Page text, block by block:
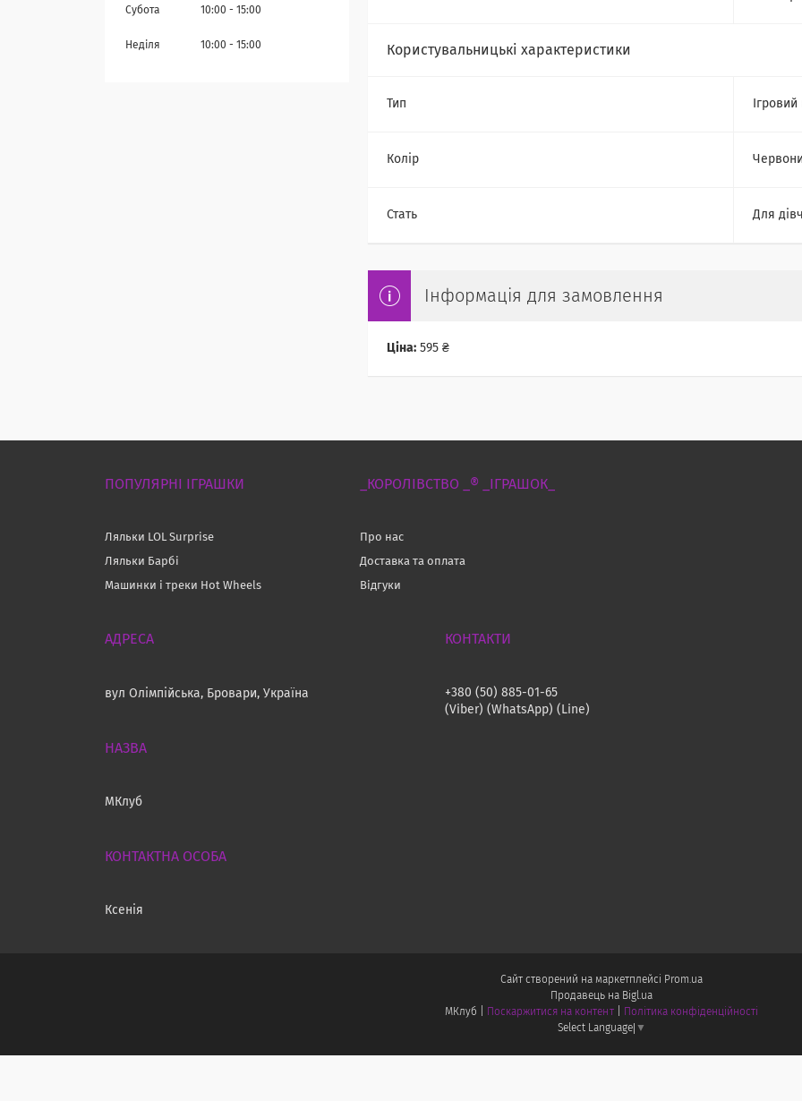
Користувальницькі характеристики
Тип
Колір
Стать Для
Інформація для замовлення
Ціна: 595 ₴
Субота 10:00 15:00
Неділя 10:00 15:00
ПОПУЛЯРНІ ІГРАШКИ
Ляльки LOL Surprise
Ляльки Барбі
Машинки і треки Hot Wheels
_КОРОЛІВСТВО _® _ІГРАШОК_
Про нас
Доставка та оплата
Відгуки
вул Олімпійська, Бровари, Україна
МКлуб
Ксенія
+380 (50) 885-01-65
(Viber) (WhatsApp) (Line)
Сайт створений на маркетплейсі Prom.ua
Продавець на Bigl.ua
Поскаржитися на контент
Політика конфіденційності
Select Language ▼